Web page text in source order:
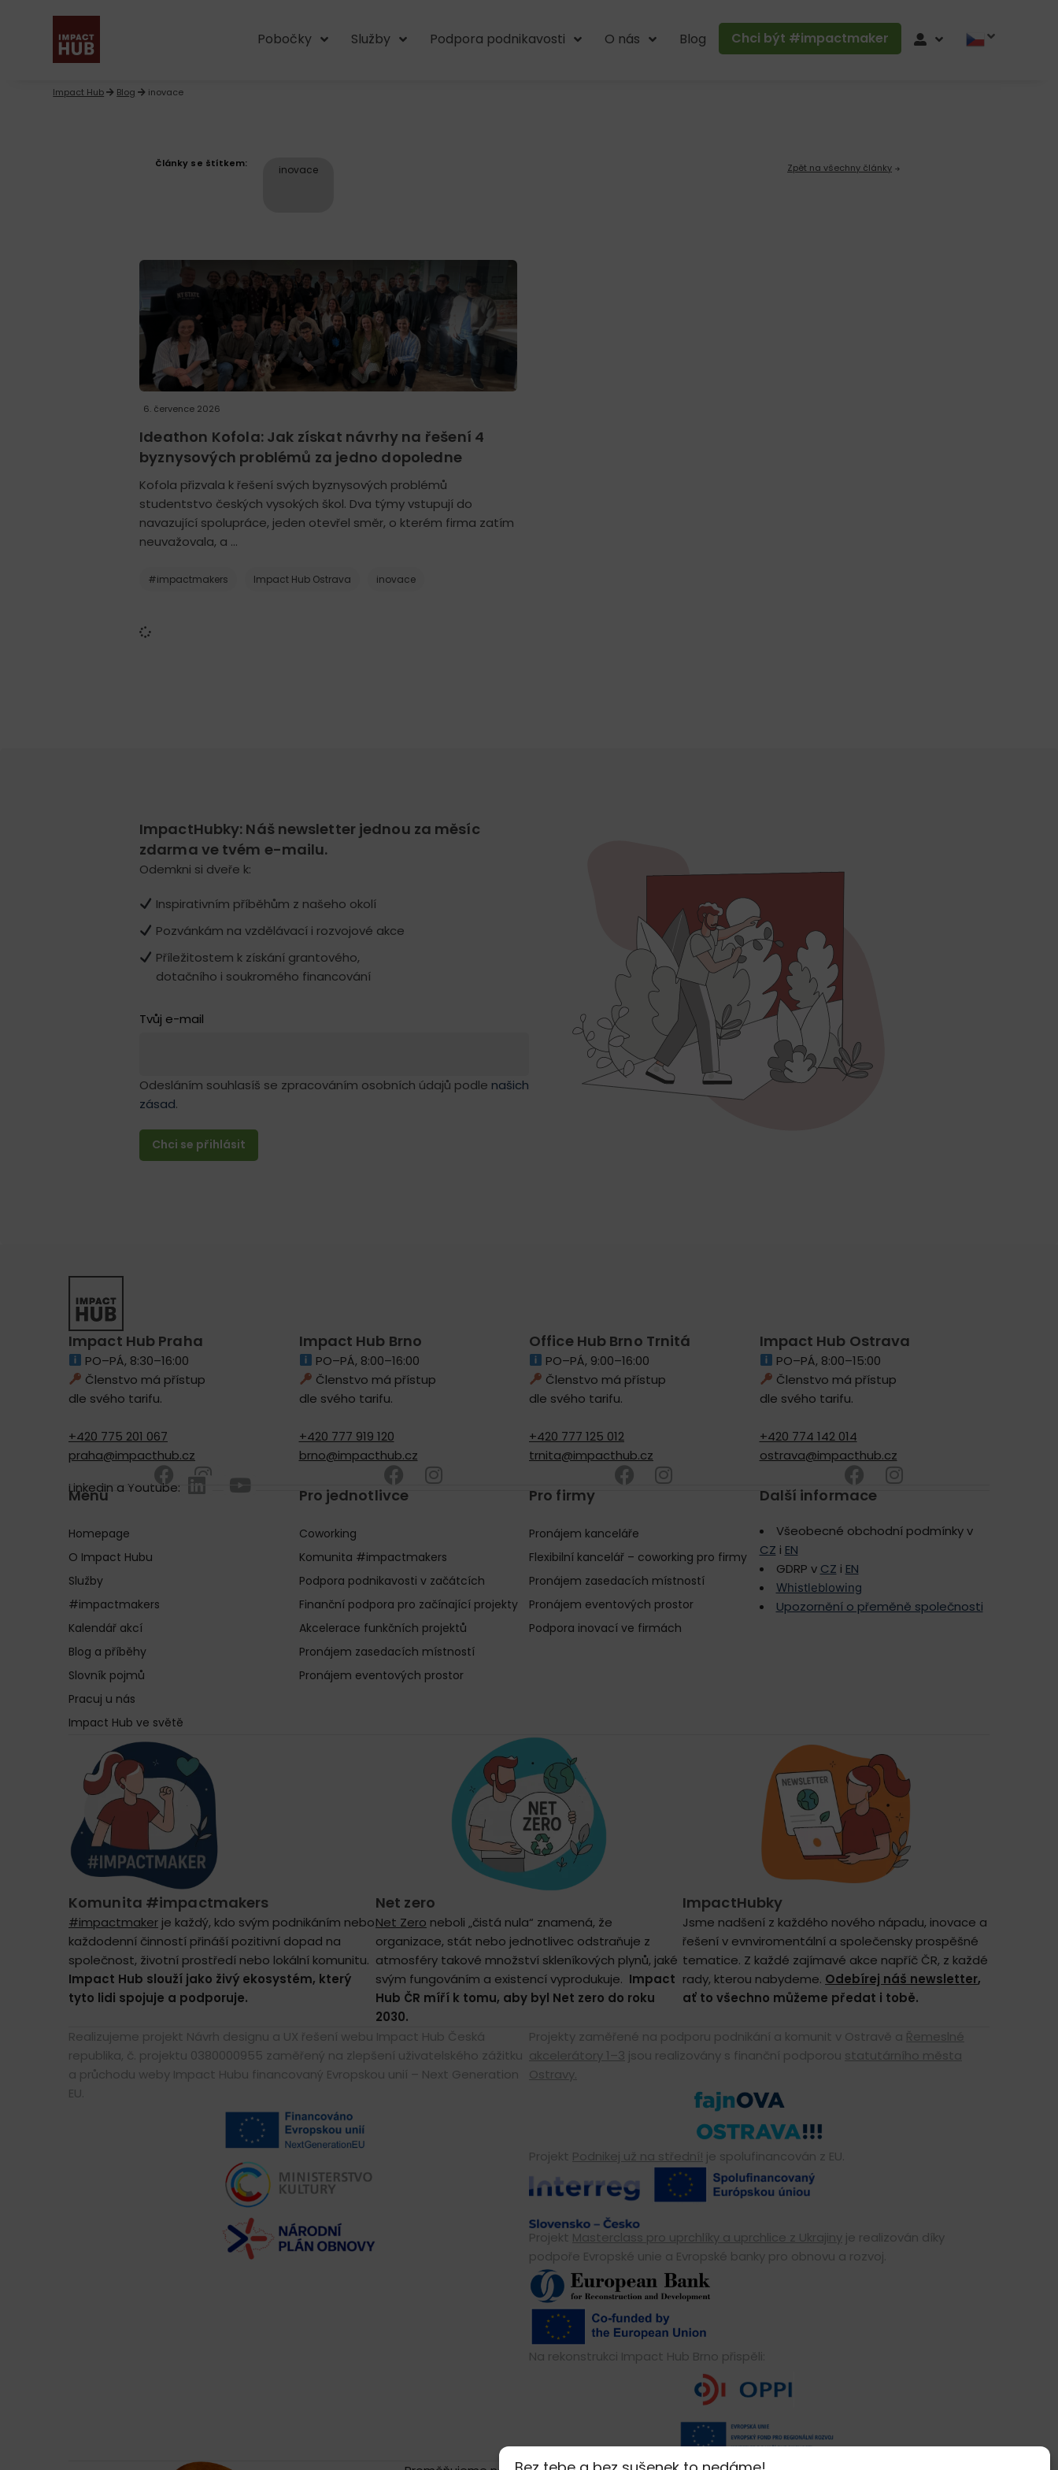
Pobočky Služby Podpora podnikavosti O nás Blog Chci být #impactmaker
Impact Hub Blog inovace
Články se štítkem: inovace Zpět na všechny články
6. července 2026
Ideathon Kofola: Jak získat návrhy na řešení 4
byznysových problémů za jedno dopoledne
Kofola přizvala k řešení svých byznysových problémů
studentstvo českých vysokých škol. Dva týmy vstupují do
navazující spolupráce, jeden otevřel směr, o kterém firma zatím
neuvažovala, a …
#impactmakers Impact Hub Ostrava inovace
ImpactHubky: Náš newsletter jednou za měsíc
zdarma ve tvém e-mailu.
Odemkni si dveře k:
Inspirativním příběhům z našeho okolí
Pozvánkám na vzdělávací i rozvojové akce
Příležitostem k získání grantového,
dotačního i soukromého financování
Tvůj e-mail
Odesláním souhlasíš se zpracováním osobních údajů podle našich
zásad.
Impact Hub Praha
PO–PÁ, 8:30–16:00
Členstvo má přístup
dle svého tarifu.
+420 775 201 067
praha@impacthub.cz
Impact Hub Brno
PO–PÁ, 8:00–16:00
Členstvo má přístup
dle svého tarifu.
+420 777 919 120
brno@impacthub.cz
Office Hub Brno Trnitá
PO–PÁ, 9:00–16:00
Členstvo má přístup
dle svého tarifu.
+420 777 125 012
trnita@impacthub.cz
Impact Hub Ostrava
PO–PÁ, 8:00–15:00
Členstvo má přístup
dle svého tarifu.
+420 774 142 014
ostrava@impacthub.cz
LinkedIn a Youtube:
Menu
Homepage
O Impact Hubu
Služby
#impactmakers
Kalendář akcí
Blog a příběhy
Slovník pojmů
Pracuj u nás
Impact Hub ve světě
Pro jednotlivce
Coworking
Komunita #impactmakers
Podpora podnikavosti v začátcích
Finanční podpora pro začínající projekty
Akcelerace funkčních projektů
Pronájem zasedacích místností
Pronájem eventových prostor
Pro firmy
Pronájem kanceláře
Flexibilní kancelář – coworking pro firmy
Pronájem zasedacích místností
Pronájem eventových prostor
Podpora inovací ve firmách
Další informace
Všeobecné obchodní podmínky v
CZ i EN
GDRP v CZ i EN
Whistleblowing
Upozornění o přeměně společnosti
Komunita #impactmakers
#impactmaker je každý, kdo svým podnikáním nebo
každodenní činností přináší pozitivní dopad na
společnost, životní prostředí nebo lokální komunitu.
Impact Hub slouží jako živý ekosystém, který
tyto lidi spojuje a podporuje.
Net zero
Net Zero neboli „čistá nula“ znamená, že
organizace, stát nebo jednotlivec odstraňuje z
atmosféry takové množství skleníkových plynů, jaké
svým fungováním a existencí vyprodukuje. Impact
Hub ČR míří k tomu, aby byl Net zero do roku
2030.
ImpactHubky
Jsme nadšení z každého nového nápadu, inovace a
řešení v evnviromentální a společensky prospěšné
tematice. Z každé zajímavé akce napříč ČR, z každé
rady, kterou nabydeme. Odebírej náš newsletter,
ať to všechno můžeme předat i tobě.
Realizujeme projekt Návrh designu a UX řešení webu Impact Hub Česká
republika, č. projektu 0380000955 zaměřený na zlepšení uživatelského zážitku
a průchodu weby Impact Hubu financovaný Evropskou unií – Next Generation
EU.
Projekty zaměřené na podporu podnikání a komunit v Ostravě a Řemeslné
akcelerátory 1–3 jsou realizovány s finanční podporou statutárního města
Ostravy.
Projekt Podnikej už na střední! je spolufinancován z EU.
Projekt Masterclass pro uprchlíky a uprchlice z Ukrajiny je realizován díky
podpoře Evropské unie a Evropské banky pro obnovu a rozvoj.
Na rekonstrukci Impact Hub Brno přispěli: